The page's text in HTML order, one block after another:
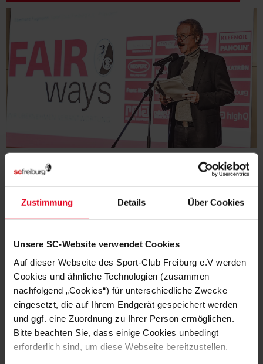
Zustimmung Details Über Cookies
Unsere SC-Website verwendet Cookies
Auf dieser Webseite des Sport-Club Freiburg e.V werden
Cookies und ähnliche Technologien (zusammen
nachfolgend „Cookies“) für unterschiedliche Zwecke
eingesetzt, die auf Ihrem Endgerät gespeichert werden
und ggf. eine Zuordnung zu Ihrer Person ermöglichen.
Bitte beachten Sie, dass einige Cookies unbedingt
erforderlich sind, um diese Webseite bereitzustellen.
SPONSOREN-NEWS
5 FAKTEN